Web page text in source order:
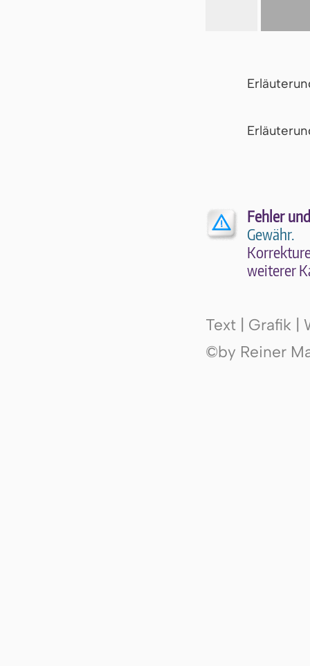
Fehler
Gewähr.
wei­te­rer
Text | Grafik |
©by Reiner